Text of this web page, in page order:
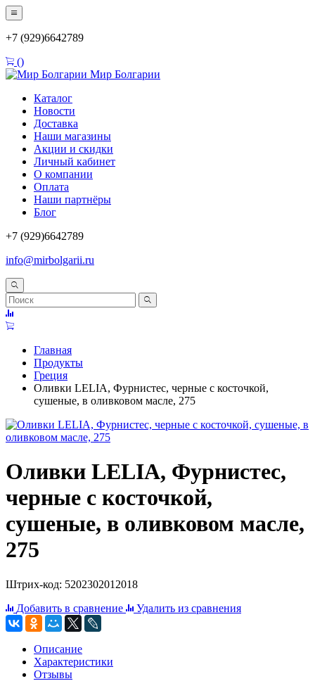
+7 (929)6642789
()
Мир Болгарии
Каталог
Новости
Доставка
Наши магазины
Акции и скидки
Личный кабинет
О компании
Оплата
Наши партнёры
Блог
+7 (929)6642789
info@mirbolgarii.ru
Главная
Продукты
Греция
Оливки LELIA, Фурнистес, черные с косточкой,
сушеные, в оливковом масле, 275
Оливки LELIA, Фурнистес,
черные с косточкой,
сушеные, в оливковом масле,
275
Штрих-код: 5202302012018
Добавить в сравнение
Удалить из сравнения
Описание
Характеристики
Отзывы